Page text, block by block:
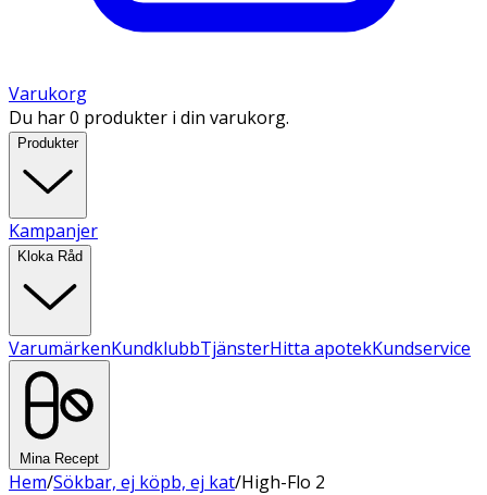
Varukorg
Du har 0 produkter i din varukorg.
Produkter
Kampanjer
Kloka Råd
VarumärkenKundklubbTjänsterHitta apotekKundservice
Mina Recept
Hem/Sökbar, ej köpb, ej kat/High-Flo 2